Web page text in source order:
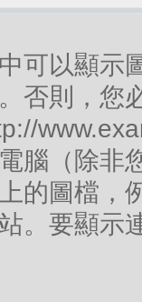
可以顯示
否則，您
腦（除非
的圖檔，
。要顯示